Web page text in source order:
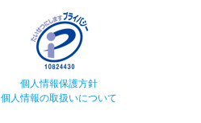
個人情報保護方針
個人情報の取扱いについて